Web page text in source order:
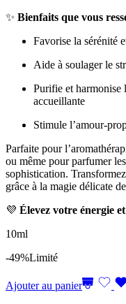
✨ Bienfaits que vous
Favorise la sérénité
Aide à soulager le
Purifie et harmonise
accueillante
Stimule l’amour-
Parfaite pour
ou même pour parfumer
sophistication.
grâce à la magie délicate
💜 Élevez votre énergie
10ml
-49%Limité
Ajouter au panier